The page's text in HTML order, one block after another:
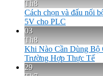
Th8
Cách chọn và đấu nối
5V cho PLC
03
Th8
Khi Nào Cần Dùng Bộ
Trường Hợp Thực Tế
29